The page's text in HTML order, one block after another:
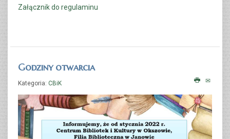
Załącznik do regulaminu
Godziny otwarcia
Kategoria: CBiK